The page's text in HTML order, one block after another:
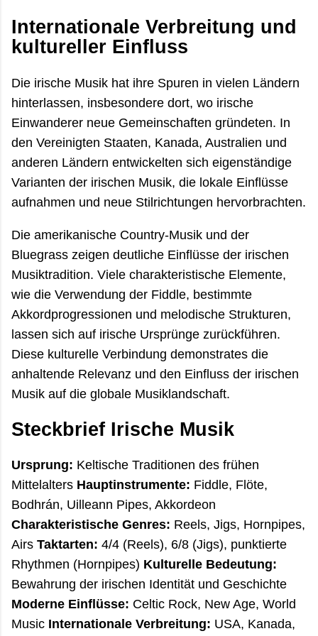
Internationale Verbreitung und
kultureller Einfluss
Die irische Musik hat ihre Spuren in vielen Ländern
hinterlassen, insbesondere dort, wo irische
Einwanderer neue Gemeinschaften gründeten. In
den Vereinigten Staaten, Kanada, Australien und
anderen Ländern entwickelten sich eigenständige
Varianten der irischen Musik, die lokale Einflüsse
aufnahmen und neue Stilrichtungen hervorbrachten.
Die amerikanische Country-Musik und der
Bluegrass zeigen deutliche Einflüsse der irischen
Musiktradition. Viele charakteristische Elemente,
wie die Verwendung der Fiddle, bestimmte
Akkordprogressionen und melodische Strukturen,
lassen sich auf irische Ursprünge zurückführen.
Diese kulturelle Verbindung demonstrates die
anhaltende Relevanz und den Einfluss der irischen
Musik auf die globale Musiklandschaft.
Steckbrief Irische Musik
Ursprung: Keltische Traditionen des frühen
Mittelalters Hauptinstrumente: Fiddle, Flöte,
Bodhrán, Uilleann Pipes, Akkordeon
Charakteristische Genres: Reels, Jigs, Hornpipes,
Airs Taktarten: 4/4 (Reels), 6/8 (Jigs), punktierte
Rhythmen (Hornpipes) Kulturelle Bedeutung:
Bewahrung der irischen Identität und Geschichte
Moderne Einflüsse: Celtic Rock, New Age, World
Music Internationale Verbreitung: USA, Kanada,